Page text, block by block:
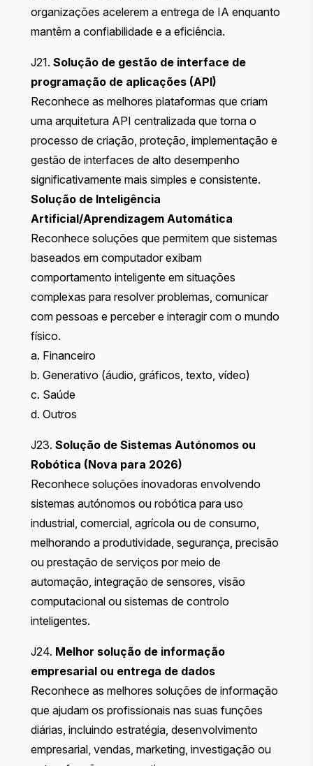
organizações acelerem a entrega de IA enquanto
mantêm a confiabilidade e a eficiência.
J21. Solução de gestão de interface de
programação de aplicações (API)
Reconhece as melhores plataformas que criam
uma arquitetura API centralizada que torna o
processo de criação, proteção, implementação e
gestão de interfaces de alto desempenho
significativamente mais simples e consistente.
Solução de Inteligência
Artificial/Aprendizagem Automática
Reconhece soluções que permitem que sistemas
baseados em computador exibam
comportamento inteligente em situações
complexas para resolver problemas, comunicar
com pessoas e perceber e interagir com o mundo
físico.
a. Financeiro
b. Generativo (áudio, gráficos, texto, vídeo)
c. Saúde
d. Outros
J23. Solução de Sistemas Autónomos ou
Robótica (Nova para 2026)
Reconhece soluções inovadoras envolvendo
sistemas autónomos ou robótica para uso
industrial, comercial, agrícola ou de consumo,
melhorando a produtividade, segurança, precisão
ou prestação de serviços por meio de
automação, integração de sensores, visão
computacional ou sistemas de controlo
inteligentes.
J24. Melhor solução de informação
empresarial ou entrega de dados
Reconhece as melhores soluções de informação
que ajudam os profissionais nas suas funções
diárias, incluindo estratégia, desenvolvimento
empresarial, vendas, marketing, investigação ou